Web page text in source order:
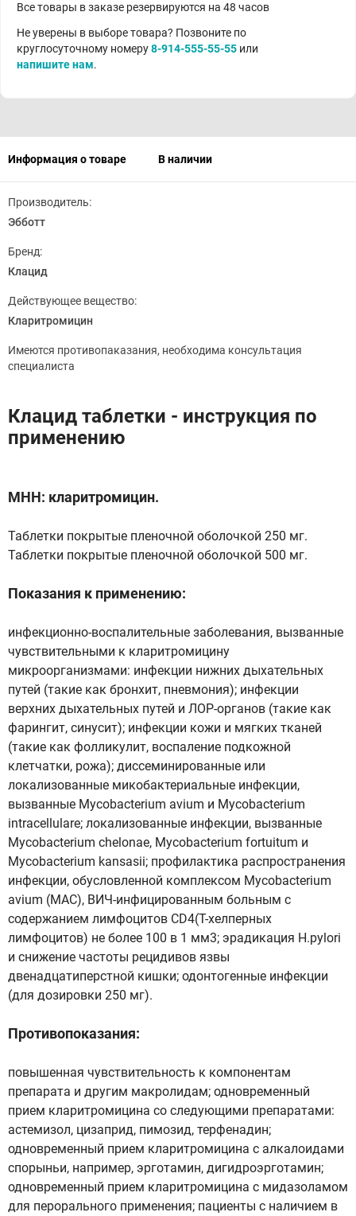
Все товары в заказе резервируются на 48 часов
Не уверены в выборе товара? Позвоните по
круглосуточному номеру8-914-555-55-55 или
напишите нам.
Информация о товаре В наличии
Производитель:
Эбботт
Бренд:
Клацид
Действующее вещество:
Кларитромицин
Имеются противопаказания, необходима консультация
специалиста
Клацид таблетки - инструкция по
применению
МНН: кларитромицин.
Таблетки покрытые пленочной оболочкой 250 мг.
Таблетки покрытые пленочной оболочкой 500 мг.
Показания к применению:
инфекционно-воспалительные заболевания, вызванные
чувствительными к кларитромицину
микроорганизмами: инфекции нижних дыхательных
путей (такие как бронхит, пневмония); инфекции
верхних дыхательных путей и ЛОР-органов (такие как
фарингит, синусит); инфекции кожи и мягких тканей
(такие как фолликулит, воспаление подкожной
клетчатки, рожа); диссеминированные или
локализованные микобактериальные инфекции,
вызванные Mycobacterium avium и Mycobacterium
intracellulare; локализованные инфекции, вызванные
Mycobacterium chelonae, Mycobacterium fortuitum и
Mycobacterium kansasii; профилактика распространения
инфекции, обусловленной комплексом Mycobacterium
avium (MAC), ВИЧ-инфицированным больным с
содержанием лимфоцитов CD4(Т-хелперных
лимфоцитов) не более 100 в 1 мм3; эрадикация H.pylori
и снижение частоты рецидивов язвы
двенадцатиперстной кишки; одонтогенные инфекции
(для дозировки 250 мг).
Противопоказания:
повышенная чувствительность к компонентам
препарата и другим макролидам; одновременный
прием кларитромицина со следующими препаратами:
астемизол, цизаприд, пимозид, терфенадин;
одновременный прием кларитромицина с алкалоидами
спорыньи, например, эрготамин, дигидроэрготамин;
одновременный прием кларитромицина с мидазоламом
для перорального применения; пациенты с наличием в